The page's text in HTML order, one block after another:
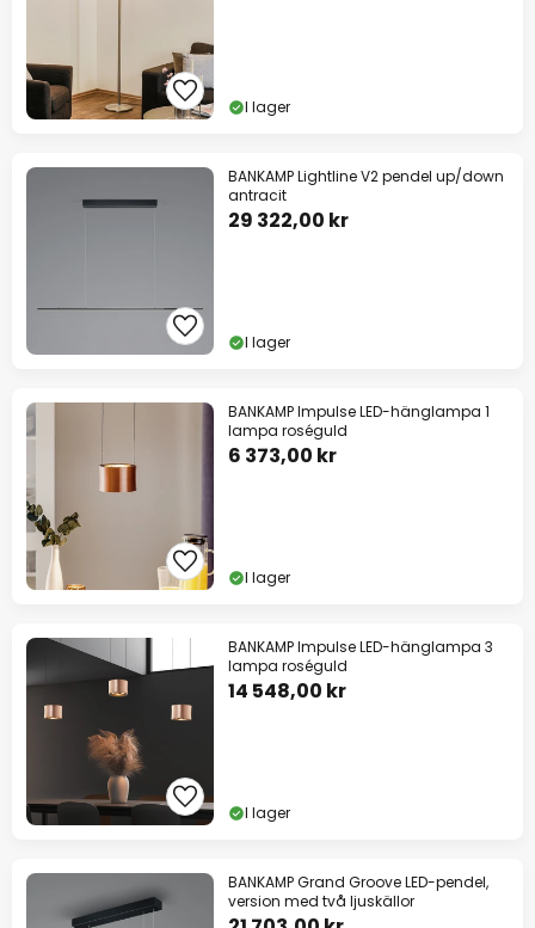
I lager
BANKAMP Lightline V2 pendel up/down
antracit
29 322,00 kr
I lager
BANKAMP Impulse LED-hänglampa 1
lampa roséguld
6 373,00 kr
I lager
BANKAMP Impulse LED-hänglampa 3
lampa roséguld
14 548,00 kr
I lager
BANKAMP Grand Groove LED-pendel,
version med två ljuskällor